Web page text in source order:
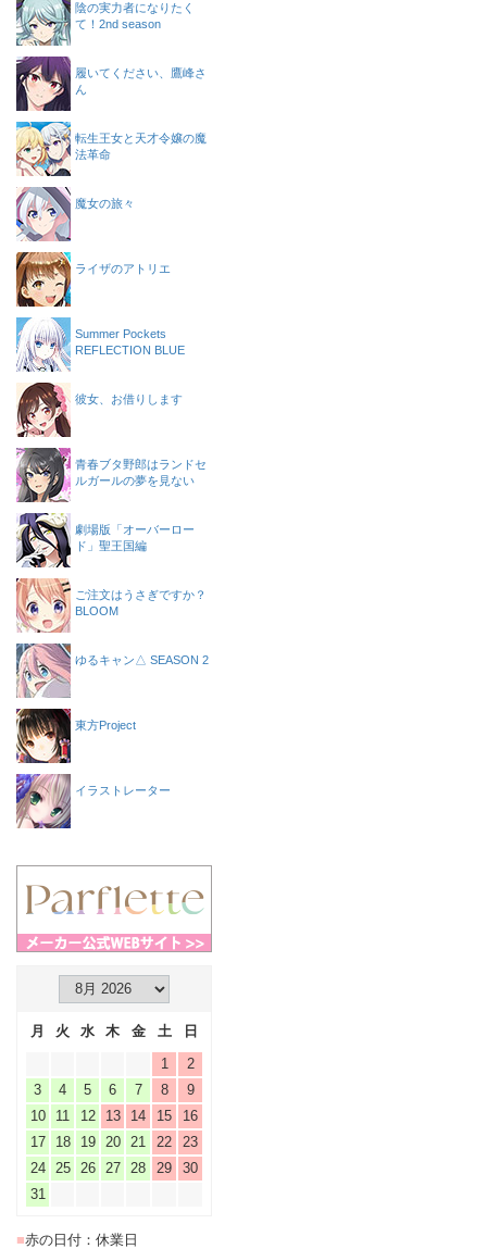
陰の実力者になりたく
て！2nd season
履いてください、鷹峰さ
ん
転生王女と天才令嬢の魔
法革命
魔女の旅々
ライザのアトリエ
Summer Pockets
REFLECTION BLUE
彼女、お借りします
青春ブタ野郎はランドセ
ルガールの夢を見ない
劇場版「オーバーロー
ド」聖王国編
ご注文はうさぎですか？
BLOOM
ゆるキャン△ SEASON 2
東方Project
イラストレーター
月 火 水 木 金 土
日
1
2
3
4 5 6 7 8
9
10
11 12 13 14 15
16
17
18 19 20 21 22
23
24
25 26 27 28 29
30
31
■赤の日付：休業日